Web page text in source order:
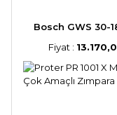
Bosch GWS 30-
Fiyat :